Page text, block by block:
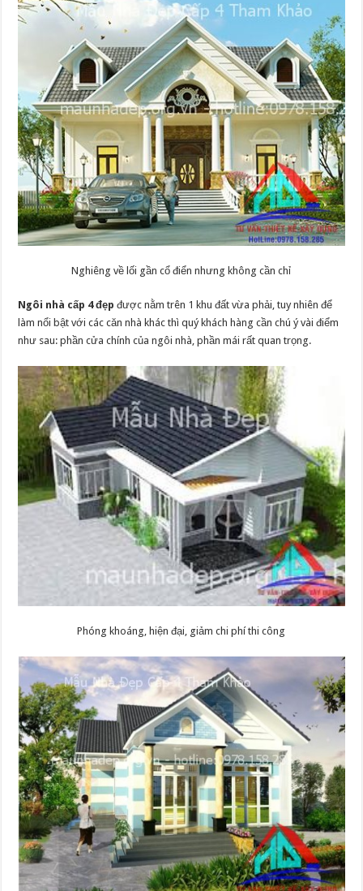
Nghiêng về lối gần cổ điển nhưng không cần chỉ
Ngôi nhà cấp 4 đẹp được nằm trên 1 khu đất vừa phải, tuy nhiên để
làm nổi bật với các căn nhà khác thì quý khách hàng cần chú ý vài điểm
như sau: phần cửa chính của ngôi nhà, phần mái rất quan trọng.
Phóng khoáng, hiện đại, giảm chi phí thi công